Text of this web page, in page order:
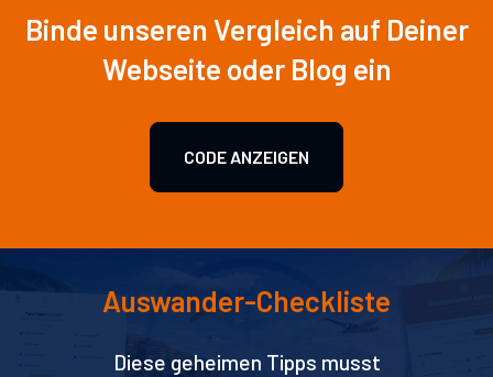
Binde unseren Vergleich auf Deiner
Webseite oder Blog ein
CODE ANZEIGEN
Auswander-Checkliste
Diese geheimen Tipps musst